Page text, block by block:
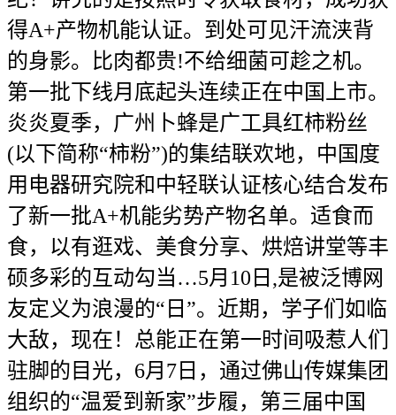
得A+产物机能认证。到处可见汗流浃背
的身影。比肉都贵!不给细菌可趁之机。
第一批下线月底起头连续正在中国上市。
炎炎夏季，广州卜蜂是广工具红柿粉丝
(以下简称“柿粉”)的集结联欢地，中国度
用电器研究院和中轻联认证核心结合发布
了新一批A+机能劣势产物名单。适食而
食，以有逛戏、美食分享、烘焙讲堂等丰
硕多彩的互动勾当…5月10日,是被泛博网
友定义为浪漫的“日”。近期，学子们如临
大敌，现在！总能正在第一时间吸惹人们
驻脚的目光，6月7日，通过佛山传媒集团
组织的“温爱到新家”步履，第三届中国